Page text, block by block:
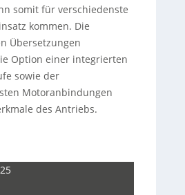
somit für verschiedenste
kommen. Die
Übersetzungen
Option einer integrierten
sowie der
Motoranbindungen
des Antriebs.